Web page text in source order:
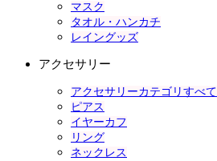
マスク
タオル・ハンカチ
レイングッズ
アクセサリー
アクセサリーカテゴリすべて
ピアス
イヤーカフ
リング
ネックレス